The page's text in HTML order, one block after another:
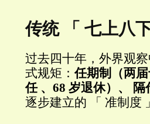
传统 「 七上八
过去四十年，外界观
式规矩：任期制（两
任 、68 岁退休）、 隔
逐步建立的 「 准制度